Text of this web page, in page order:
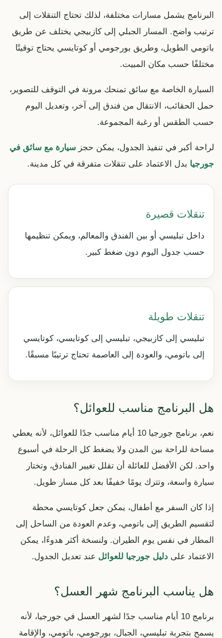
البرنامج يشمل مسارات مختلفة، لذلك تحتاج التنقلات إلى
ترتيب واضح. المسار الجبلي إلى كازبيجي يختلف عن طريق
باتومي الطويل، وطريق بورجومي أو كوتايسي يحتاج توقيتًا
مختلفًا حسب مكان المبيت.
السيارة الخاصة مع سائق تمنحك مرونة في التوقف للتصوير،
حمل الحقائب، الانتقال من فندق إلى آخر، وتعديل اليوم
حسب الطقس أو رغبة المجموعة.
لراحة أكبر في تنفيذ الجدول، يمكن حجز سيارة مع سائق في
جورجيا بدل الاعتماد على تنقلات متفرقة في كل مدينة.
تنقلات قصيرة
داخل تبليسي أو بين الفندق والمعالم، ويمكن تنظيمها
حسب جدول اليوم دون ضغط كبير.
تنقلات طويلة
تبليسي إلى كازبيجي، تبليسي إلى كوتايسي، كوتايسي
إلى باتومي، والعودة إلى العاصمة تحتاج ترتيبًا مسبقًا.
هل البرنامج مناسب للعوائل؟
نعم، برنامج جورجيا 10 أيام مناسب جدًا للعوائل، لأنه يعطي
مساحة للراحة بين المدن ولا يضغط كل الرحلة في أسبوع
واحد. لكن الأفضل للعائلة أن تقلل تغيير الفنادق، وتختار
سيارة واسعة، وتترك يومًا خفيفًا بعد كل مسار طويل.
إذا كان السفر مع أطفال، يمكن جعل كوتايسي محطة
لتقسيم الطريق إلى باتومي، وعدم العودة من الساحل إلى
المطار في نفس يوم الطيران. ولنسخة أكثر هدوءًا، يمكن
الاعتماد على دليل جورجيا للعوائل عند تعديل الجدول.
هل يناسب البرنامج شهر العسل؟
برنامج 10 أيام مناسب جدًا لشهر العسل في جورجيا، لأنه
يسمح بتجربة تبليسي، الجبال، بورجومي، باتومي، والإقامة